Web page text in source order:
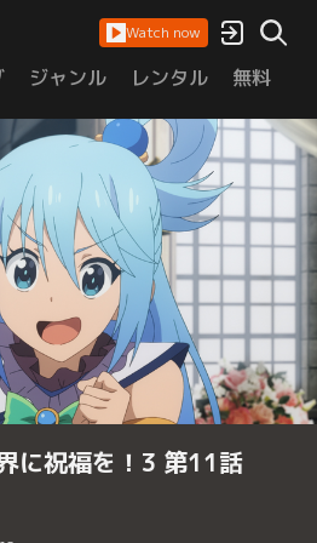
Watch now
ジャンル レンタル 無料
に祝福を！3 第11話